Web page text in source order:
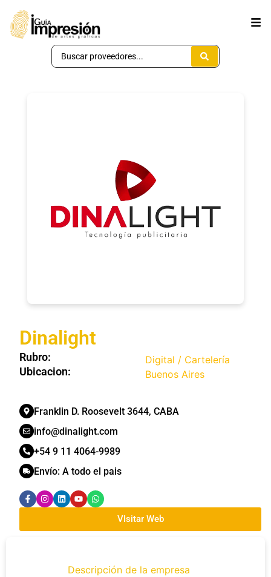
Dinalight
Rubro:
Digital / Cartelería
Ubicacion:
Buenos Aires
Franklin D. Roosevelt 3644, CABA
info@dinalight.com
+54 9 11 4064-9989
Envío: A todo el pais
VIsitar Web
Descripción de la empresa